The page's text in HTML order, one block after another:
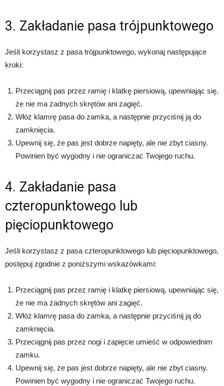
3. Zakładanie pasa trójpunktowego
Jeśli korzystasz z pasa trójpunktowego, wykonaj następujące
kroki:
Przeciągnij pas przez ramię i klatkę piersiową, upewniając się,
że nie ma żadnych skrętów ani zagięć.
Włóż klamrę pasa do zamka, a następnie przyciśnij ją do
zamknięcia.
Upewnij się, że pas jest dobrze napięty, ale nie zbyt ciasny.
Powinien być wygodny i nie ograniczać Twojego ruchu.
4. Zakładanie pasa
czteropunktowego lub
pięciopunktowego
Jeśli korzystasz z pasa czteropunktowego lub pięciopunktowego,
postępuj zgodnie z poniższymi wskazówkami:
Przeciągnij pas przez ramię i klatkę piersiową, upewniając się,
że nie ma żadnych skrętów ani zagięć.
Włóż klamrę pasa do zamka, a następnie przyciśnij ją do
zamknięcia.
Przeciągnij pas przez nogi i zapięcie umieść w odpowiednim
zamku.
Upewnij się, że pas jest dobrze napięty, ale nie zbyt ciasny.
Powinien być wygodny i nie ograniczać Twojego ruchu.